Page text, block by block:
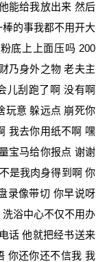
能给我放出来 然后
的事我都不用开大
底上上面压吗 200
乃身外之物 老夫主
儿刮跑了啊 没有啊
玩意 躲远点 崩死你
我去你用纸不啊 嘿
宝马给你报点 谢谢
是我肉身得到啊 你
录像带切 你早说呀
浴中心不仅不用办
话 他就把经书送来
你还你还不信我 我